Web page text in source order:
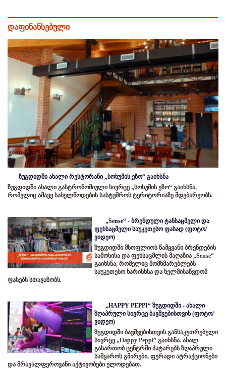
დაფინანსებული
ზუგდიდში ახალი რესტორანი „სოხუმის ეზო“ გაიხსნა
ზუგდიდში ახალი გასტრონომიული სივრცე „სოხუმის ეზო“ გაიხსნა,
რომელიც ამავე სახელწოდების სასტუმროს ტერიტორიაზე მდებარეობს.
„Sense“ - ბრენდული ტანსაცმელი და
ფეხსაცმელი საუკეთესო ფასად (ფოტო/
ვიდეო)
ზუგდიდში მსოფლიოს წამყვანი ბრენდების
სამოსისა და ფეხსაცმლის მაღაზია „Sense“
გაიხსნა, რომელიც მომხმარებლებს
საუკეთესო ხარისხსა და ხელმისაწვდომ
ფასებს სთავაზობს.
„HAPPY PEPPI“ ზუგდიდში - ახალი
ზღაპრული სივრცე ბავშვებისთვის (ფოტო/
ვიდეო)
ზუგდიდში ბავშვებისთვის განსაკუთრებული
სივრცე „Happy Peppi” გაიხსნა. ახალ
გასართობ ცენტრში პატარებს ზღაპრული
სამყაროს გმირები, ფერადი ატრაქციონები
და მრავალფეროვანი აქტივობები ელოდებათ.